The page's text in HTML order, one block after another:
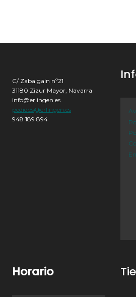
C/ Zabalgain nº21
31180 Zizur Mayor, Navarra
info@erlingen.es
pedidos@erlingen.es
948 189 894
Horario